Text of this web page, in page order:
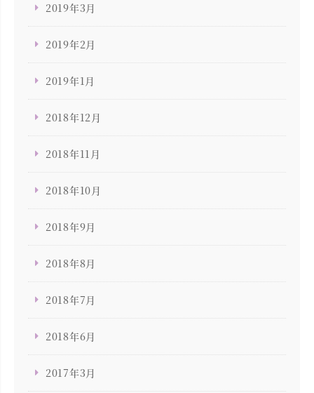
2019年3月
2019年2月
2019年1月
2018年12月
2018年11月
2018年10月
2018年9月
2018年8月
2018年7月
2018年6月
2017年3月